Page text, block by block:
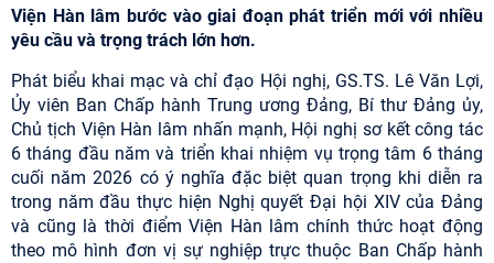
Viện Hàn lâm bước vào giai đoạn phát triển mới với nhiều
yêu cầu và trọng trách lớn hơn.
Phát biểu khai mạc và chỉ đạo Hội nghị, GS.TS. Lê Văn Lợi,
Ủy viên Ban Chấp hành Trung ương Đảng, Bí thư Đảng ủy,
Chủ tịch Viện Hàn lâm nhấn mạnh, Hội nghị sơ kết công tác
6 tháng đầu năm và triển khai nhiệm vụ trọng tâm 6 tháng
cuối năm 2026 có ý nghĩa đặc biệt quan trọng khi diễn ra
trong năm đầu thực hiện Nghị quyết Đại hội XIV của Đảng
và cũng là thời điểm Viện Hàn lâm chính thức hoạt động
theo mô hình đơn vị sự nghiệp trực thuộc Ban Chấp hành